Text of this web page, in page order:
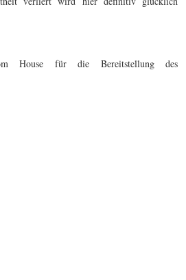
House für die Bereitstellung des